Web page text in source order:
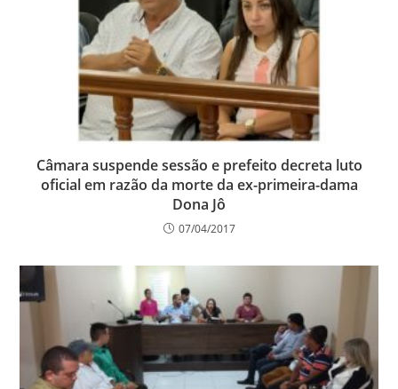
Câmara suspende sessão e prefeito decreta luto
oficial em razão da morte da ex-primeira-dama
Dona Jô
07/04/2017